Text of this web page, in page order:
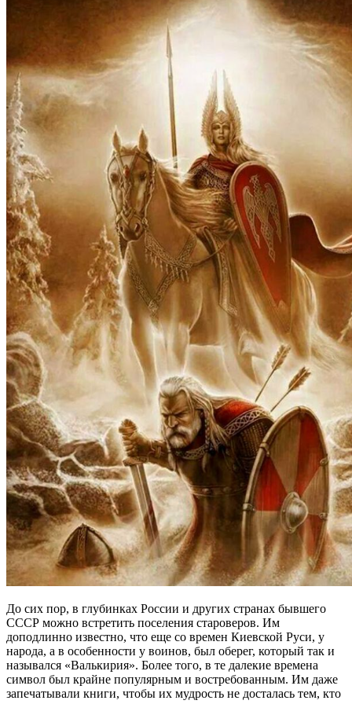
До сих пор, в глубинках России и других странах бывшего
СССР можно встретить поселения староверов. Им
доподлинно известно, что еще со времен Киевской Руси, у
народа, а в особенности у воинов, был оберег, который так и
назывался «Валькирия». Более того, в те далекие времена
символ был крайне популярным и востребованным. Им даже
запечатывали книги, чтобы их мудрость не досталась тем, кто